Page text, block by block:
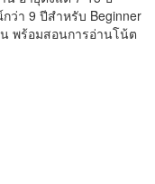
า 9 ปีสำหรับ Beginner
พร้อมสอนการอ่านโน้ต